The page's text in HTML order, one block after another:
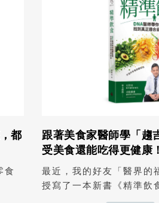
都
食
跟著美食家醫師學「趨
受美食還能吃得更健康！
最近，我的好友「醫界的
授寫了一本新書《精準飲